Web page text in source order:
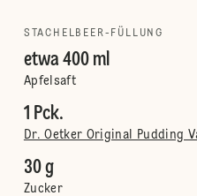
STACHELBEER-FÜLLUNG
etwa 400 ml
Apfelsaft
1 Pck.
Dr. Oetker Original Pudding
30 g
Zucker